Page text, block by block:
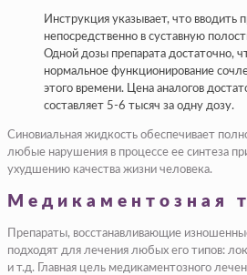
Инструкция указывает, что вводить
непосредственно в суставную
Одной дозы препарата достаточно,
нормальное функционирование
этого времени. Цена аналогов
составляет 5-6 тысяч за одну дозу.
Синовиальная жидкость обеспечивает
любые нарушения в процессе ее синтеза
ухудшению качества жизни человека.
Медикаментозная
Препараты, восстанавливающие
подходят для лечения любых его типов:
и т.д. Главная цель медикаментозного